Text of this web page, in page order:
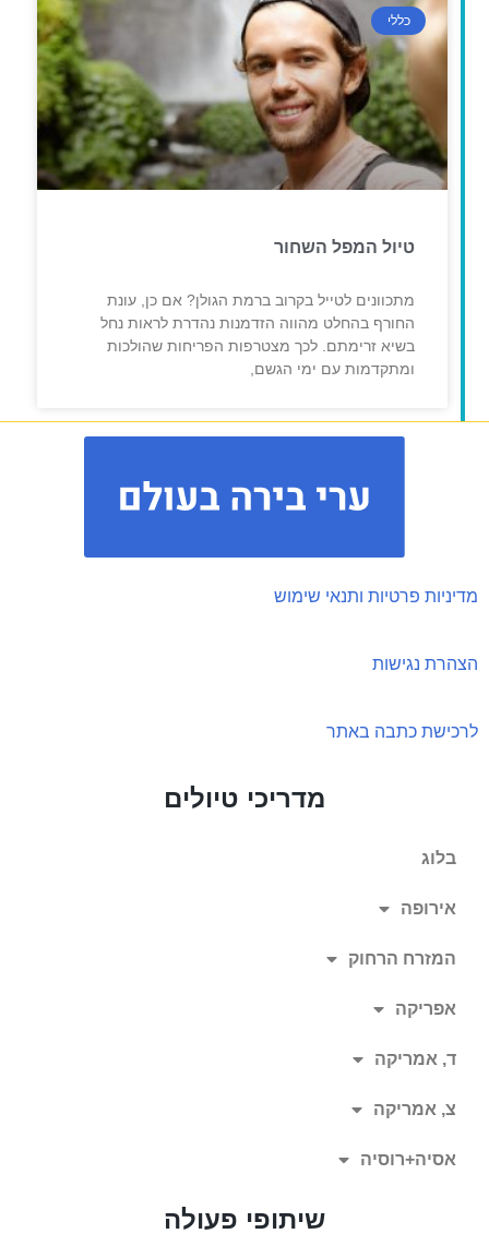
כללי
טיול המפל השחור
מתכוונים לטייל בקרוב ברמת הגולן? אם כן, עונת
החורף בהחלט מהווה הזדמנות נהדרת לראות נחל
בשיא זרימתם. לכך מצטרפות הפריחות שהולכות
ומתקדמות עם ימי הגשם,
מדיניות פרטיות ותנאי שימוש
הצהרת נגישות
לרכישת כתבה באתר
מדריכי טיולים
בלוג
אירופה
המזרח הרחוק
אפריקה
ד, אמריקה
צ, אמריקה
אסיה+רוסיה
שיתופי פעולה